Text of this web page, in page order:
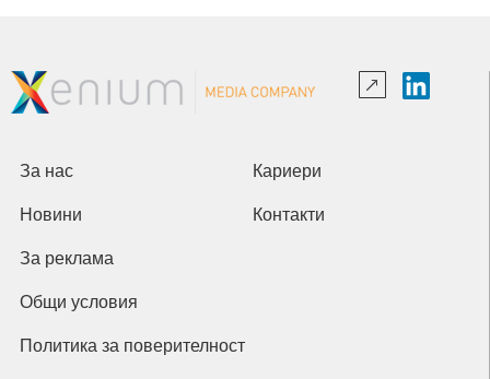
За нас Кариери
Новини Контакти
За реклама
Общи условия
Политика за поверителност